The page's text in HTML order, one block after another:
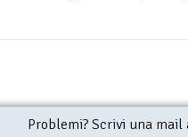
Problemi? Scrivi una